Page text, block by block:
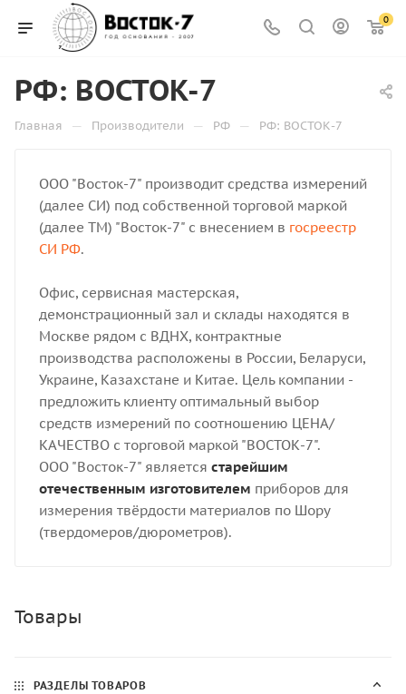
0
РФ: ВОСТОК-7
Главная — Производители — РФ — РФ: ВОСТОК-7
ООО "Восток-7" производит средства измерений
(далее СИ) под собственной торговой маркой
(далее ТМ) "Восток-7" с внесением в госреестр
СИ РФ.
Офис, сервисная мастерская,
демонстрационный зал и склады находятся в
Москве рядом с ВДНХ, контрактные
производства расположены в России, Беларуси,
Украине, Казахстане и Китае. Цель компании -
предложить клиенту оптимальный выбор
средств измерений по соотношению ЦЕНА/
КАЧЕСТВО с торговой маркой "ВОСТОК-7".
ООО "Восток-7" является старейшим
отечественным изготовителем приборов для
измерения твёрдости материалов по Шору
(твердомеров/дюрометров).
Товары
РАЗДЕЛЫ ТОВАРОВ